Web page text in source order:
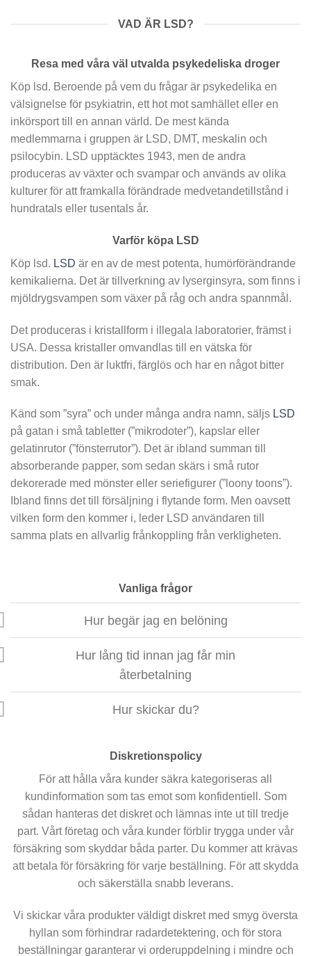
VAD ÄR LSD?
Resa med våra väl utvalda psykedeliska droger
Köp lsd. Beroende på vem du frågar är psykedelika en
välsignelse för psykiatrin, ett hot mot samhället eller en
inkörsport till en annan värld. De mest kända
medlemmarna i gruppen är LSD, DMT, meskalin och
psilocybin. LSD upptäcktes 1943, men de andra
produceras av växter och svampar och används av olika
kulturer för att framkalla förändrade medvetandetillstånd i
hundratals eller tusentals år.
Varför köpa LSD
Köp lsd. LSD är en av de mest potenta, humörförändrande
kemikalierna. Det är tillverkning av lyserginsyra, som finns i
mjöldrygsvampen som växer på råg och andra spannmål.
Det produceras i kristallform i illegala laboratorier, främst i
USA. Dessa kristaller omvandlas till en vätska för
distribution. Den är luktfri, färglös och har en något bitter
smak.
Känd som ”syra” och under många andra namn, säljs LSD
på gatan i små tabletter (”mikrodoter”), kapslar eller
gelatinrutor (”fönsterrutor”). Det är ibland summan till
absorberande papper, som sedan skärs i små rutor
dekorerade med mönster eller seriefigurer (”loony toons”).
Ibland finns det till försäljning i flytande form. Men oavsett
vilken form den kommer i, leder LSD användaren till
samma plats en allvarlig frånkoppling från verkligheten.
Vanliga frågor
Hur begär jag en belöning
Hur lång tid innan jag får min
återbetalning
Hur skickar du?
Diskretionspolicy
För att hålla våra kunder säkra kategoriseras all
kundinformation som tas emot som konfidentiell. Som
sådan hanteras det diskret och lämnas inte ut till tredje
part. Vårt företag och våra kunder förblir trygga under vår
försäkring som skyddar båda parter. Du kommer att krävas
att betala för försäkring för varje beställning. För att skydda
och säkerställa snabb leverans.
Vi skickar våra produkter väldigt diskret med smyg översta
hyllan som förhindrar radardetektering, och för stora
beställningar garanterar vi orderuppdelning i mindre och